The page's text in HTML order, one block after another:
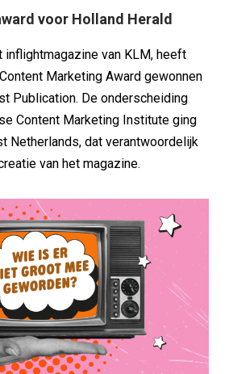
voor Holland Herald
inflightmagazine van KLM, heeft
Marketing Award gewonnen
Publication. De onderscheiding
Content Marketing Institute ging
Netherlands, dat verantwoordelijk
van het magazine.